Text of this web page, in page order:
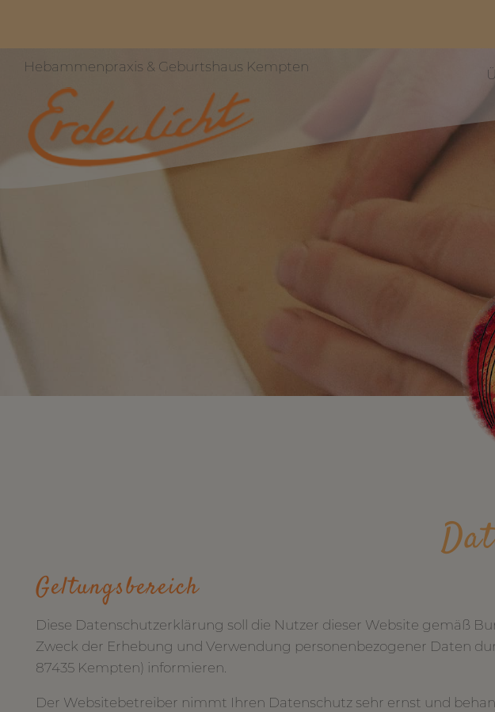
Hebammenpraxis & Geburtshaus Kempten
Geltungsbereich
Diese Datenschutzerklärung soll die Nutzer dieser Website gemäß
Zweck der Erhebung und Verwendung personenbezogener Daten
87435 Kempten) informieren.
Der Websitebetreiber nimmt Ihren Datenschutz sehr ernst und